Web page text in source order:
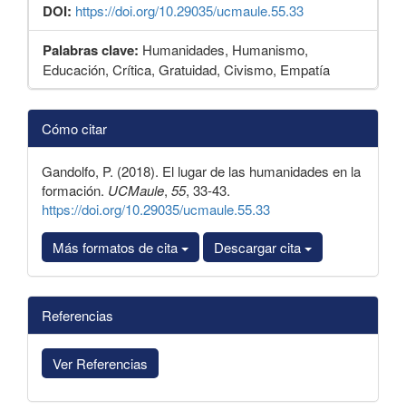
DOI: https://doi.org/10.29035/ucmaule.55.33
Palabras clave: Humanidades, Humanismo,
Educación, Crítica, Gratuidad, Civismo, Empatía
Detalles
del
artículo
Cómo citar
Gandolfo, P. (2018). El lugar de las humanidades en la
formación. UCMaule, 55, 33-43.
https://doi.org/10.29035/ucmaule.55.33
Más formatos de cita
Descargar cita
Referencias
Ver Referencias